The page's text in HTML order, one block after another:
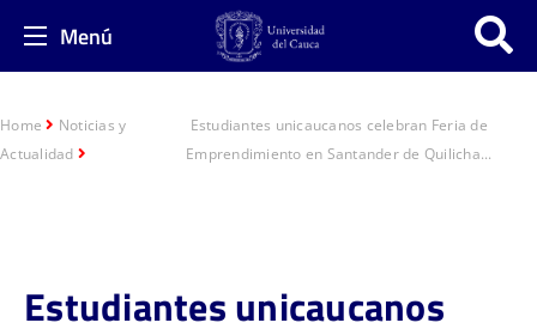
Menú
Home
Noticias y
Actualidad
Estudiantes unicaucanos celebran Feria de
Emprendimiento en Santander de Quilicha...
Estudiantes unicaucanos